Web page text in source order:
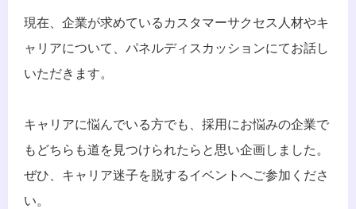
現在、企業が求めているカスタマーサクセス人材やキ
ャリアについて、パネルディスカッションにてお話し
いただきます。
キャリアに悩んでいる方でも、採用にお悩みの企業で
ぜひ、キャリア迷子を脱するイベントへご参加くださ
い。